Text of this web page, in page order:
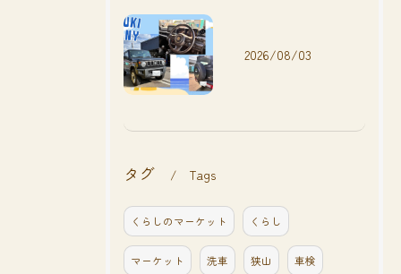
2026/08/03
タグ Tags
くらしのマーケット くらし
マーケット 洗車 狭山 車検